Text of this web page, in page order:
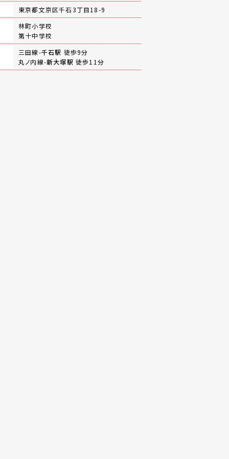
東京都文京区千石3丁目18-9
林町小学校
第十中学校
三田線-千石駅 徒歩9分
丸ノ内線-新大塚駅 徒歩11分